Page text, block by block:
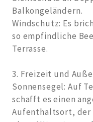
Balkongeländern.
Windschutz: Es
so empfindliche
Terrasse.
3. Freizeit und
Sonnensegel: Auf
schafft es einen
Aufenthaltsort,